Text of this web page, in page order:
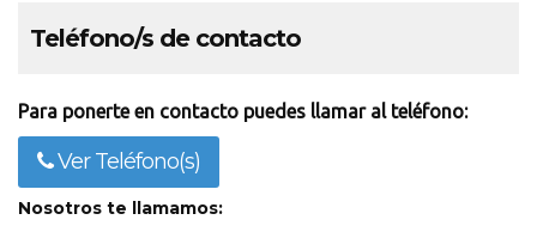
Teléfono/s de contacto
Para ponerte en contacto puedes llamar al teléfono:
Ver Teléfono(s)
Nosotros te llamamos: